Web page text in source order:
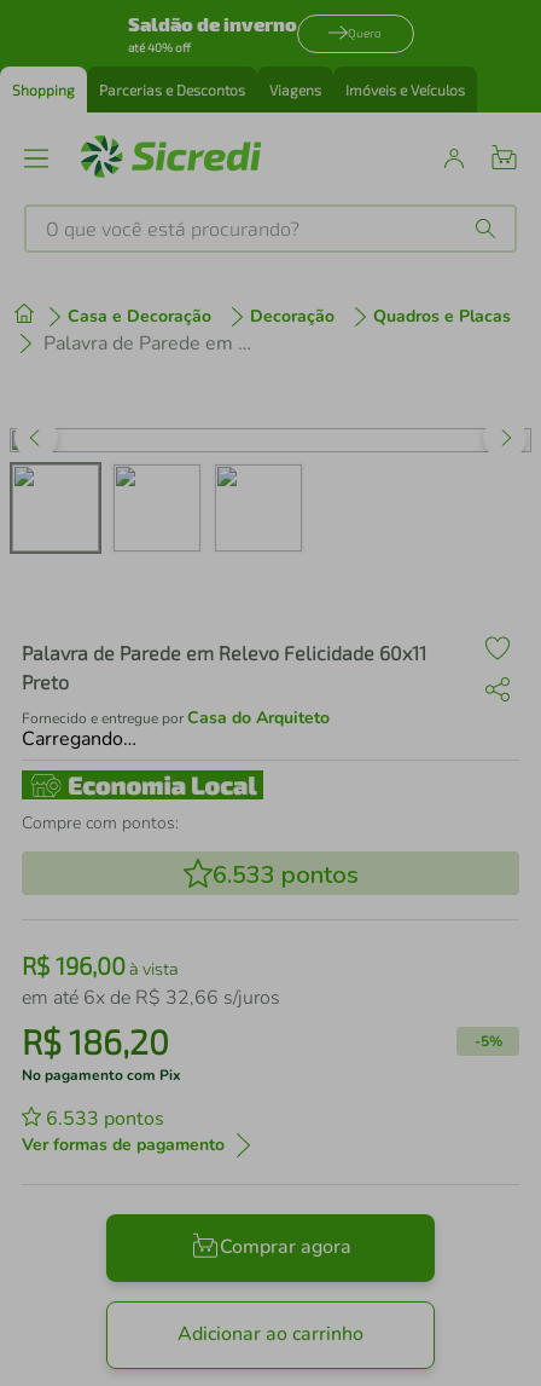
Saldão de inverno
até 40% off
Quero
Shopping Parcerias e Descontos Viagens Imóveis e Veículos
O que você está procurando?
Casa e Decoração Decoração Quadros e Placas
Palavra de Parede em Relevo Felicidade 60x11 Preto
Palavra de Parede em Relevo Felicidade 60x11
Preto
Fornecido e entregue porCasa do Arquiteto
Carregando…
Compre com pontos:
6.533 pontos
R$ 196,00à vista
em até 6x de R$ 32,66 s/juros
R$186,20 -5%
No pagamento com Pix
6.533 pontos
Ver formas de pagamento
Comprar agora
Adicionar ao carrinho
1º tenis
perfume